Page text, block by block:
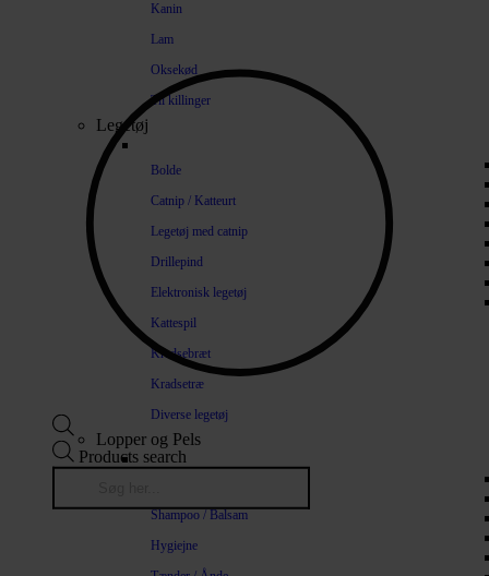
Kanin
Lam
Oksekød
Til killinger
Legetøj
Bolde
Catnip / Katteurt
Legetøj med catnip
Drillepind
Elektronisk legetøj
Kattespil
Kradsebræt
Kradsetræ
Diverse legetøj
Lopper og Pels
Shampoo / Balsam
Hygiejne
Products search